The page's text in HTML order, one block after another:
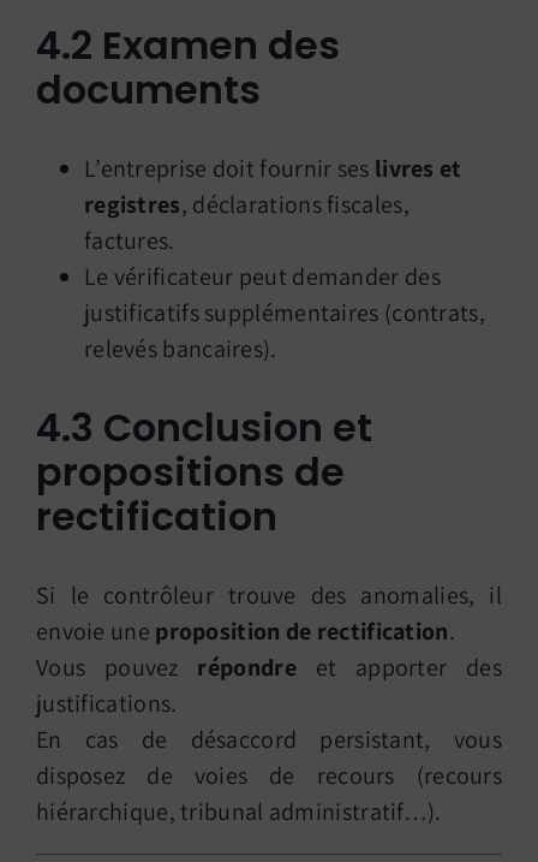
4.2 Examen des
documents
L’entreprise doit fournir ses livres et
registres, déclarations fiscales,
factures.
Le vérificateur peut demander des
justificatifs supplémentaires (contrats,
relevés bancaires).
4.3 Conclusion et
propositions de
rectification
Si le contrôleur trouve des anomalies, il
envoie une proposition de rectification.
Vous pouvez répondreet apporter des
justifications.
En cas de désaccord persistant, vous
disposez de voies de recours (recours
hiérarchique, tribunal administratif…).